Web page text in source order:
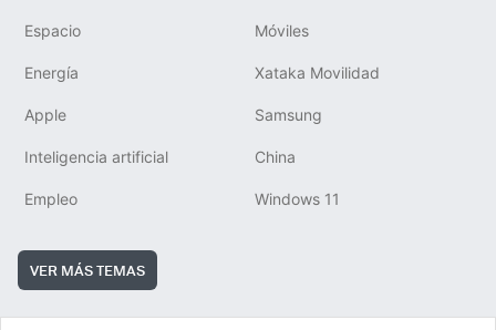
Espacio Móviles
Energía Xataka Movilidad
Apple Samsung
Inteligencia artificial China
Empleo Windows 11
VER MÁS TEMAS